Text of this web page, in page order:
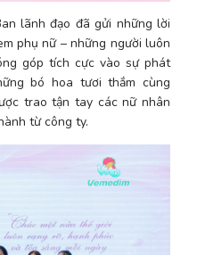
lãnh đạo đã gửi những lời
phụ nữ – những người luôn
góp tích cực vào sự phát
bó hoa tươi thắm cùng
trao tận tay các nữ nhân
từ công ty.